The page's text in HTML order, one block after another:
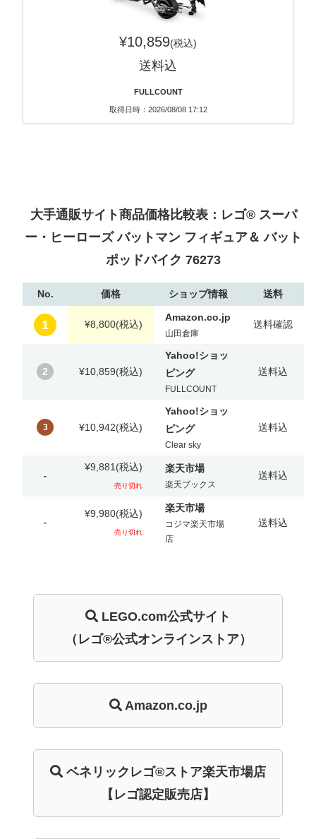
¥10,859(税込)
送料込
FULLCOUNT
取得日時：2026/08/08 17:12
大手通販サイト商品価格比較表：レゴ® スーパ
ー・ヒーローズ バットマン フィギュア＆ バット
ポッドバイク 76273
No. 価格 ショップ情報 送料
1 ¥8,800(税込)
Amazon.co.jp
山田倉庫
送料確認
2 ¥10,859(税込)
Yahoo!ショッ
ピング
FULLCOUNT
送料込
3 ¥10,942(税込)
Yahoo!ショッ
ピング
Clear sky
送料込
-
¥9,881(税込)
売り切れ
楽天市場
楽天ブックス
送料込
-
¥9,980(税込)
売り切れ
楽天市場
コジマ楽天市場
店
送料込
LEGO.com公式サイト
（レゴ®公式オンラインストア）
Amazon.co.jp
ベネリック レゴ®ストア楽天市場店
【レゴ認定販売店】
スポンサーリンク